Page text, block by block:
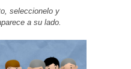
seleccionelo y
a su lado.